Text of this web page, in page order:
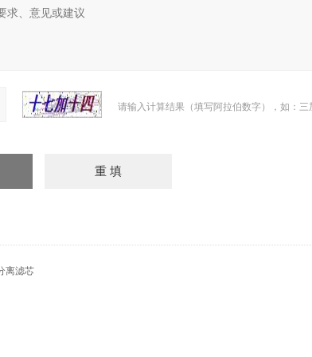
请输入计算结果（填写阿拉伯数字），如：三
离滤芯